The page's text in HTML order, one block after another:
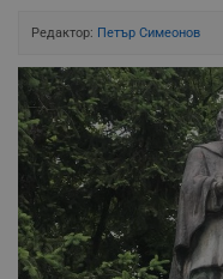
Редактор: Петър Симеонов